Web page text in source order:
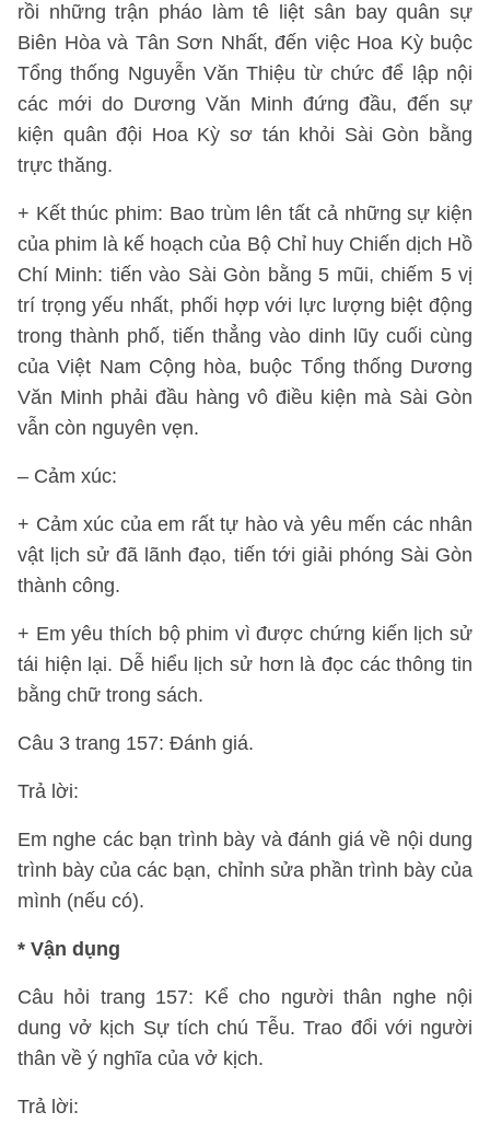
rồi những trận pháo làm tê liệt sân bay quân sự
Biên Hòa và Tân Sơn Nhất, đến việc Hoa Kỳ buộc
Tổng thống Nguyễn Văn Thiệu từ chức để lập nội
các mới do Dương Văn Minh đứng đầu, đến sự
kiện quân đội Hoa Kỳ sơ tán khỏi Sài Gòn bằng
trực thăng.
+ Kết thúc phim: Bao trùm lên tất cả những sự kiện
của phim là kế hoạch của Bộ Chỉ huy Chiến dịch Hồ
Chí Minh: tiến vào Sài Gòn bằng 5 mũi, chiếm 5 vị
trí trọng yếu nhất, phối hợp với lực lượng biệt động
trong thành phố, tiến thẳng vào dinh lũy cuối cùng
của Việt Nam Cộng hòa, buộc Tổng thống Dương
Văn Minh phải đầu hàng vô điều kiện mà Sài Gòn
vẫn còn nguyên vẹn.
– Cảm xúc:
+ Cảm xúc của em rất tự hào và yêu mến các nhân
vật lịch sử đã lãnh đạo, tiến tới giải phóng Sài Gòn
thành công.
+ Em yêu thích bộ phim vì được chứng kiến lịch sử
tái hiện lại. Dễ hiểu lịch sử hơn là đọc các thông tin
bằng chữ trong sách.
Câu 3 trang 157: Đánh giá.
Trả lời:
Em nghe các bạn trình bày và đánh giá về nội dung
trình bày của các bạn, chỉnh sửa phần trình bày của
mình (nếu có).
* Vận dụng
Câu hỏi trang 157: Kể cho người thân nghe nội
dung vở kịch Sự tích chú Tễu. Trao đổi với người
thân về ý nghĩa của vở kịch.
Trả lời: